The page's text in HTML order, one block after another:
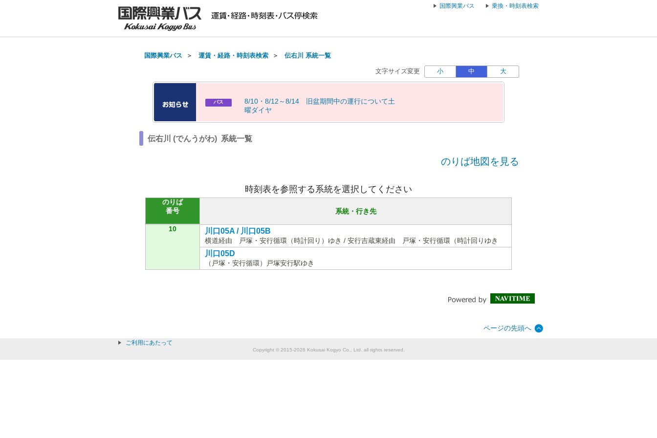
国際興業バス 乗換・時刻表検索
国際興業バス ＞ 運賃・経路・時刻表検索 ＞ 伝右川 系統一覧
文字サイズ変更 小 中 大
バス 8/10 ・ 8/1 2 ～8/14 旧盆期間中の運行について土
曜ダイヤ
伝右川 (でんうがわ) 系統一覧
のりば地図を見る
時刻表を参照する系統を選択してください
のりば
番号
系統・行き先
10 川口05A / 川口05B
横道経由 戸塚・安行循環（時計回り）ゆき / 安行吉蔵東経由 戸塚・安行循環（時計回りゆき
川口05D
（戸塚・安行循環）戸塚安行駅ゆき
ページの先頭へ
ご利用にあたって
Copyright © 2015-2026 Kokusai Kogyo Co., Ltd. all rights reserved.